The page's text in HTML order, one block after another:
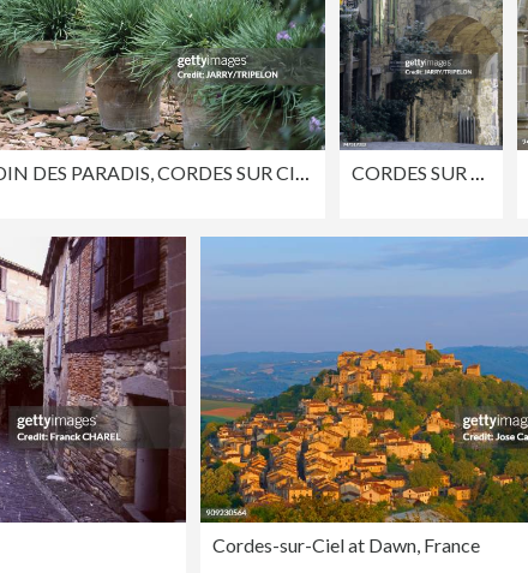
Cordes-sur-Ciel at Dawn, France